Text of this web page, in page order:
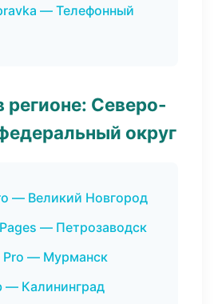
— Телефонный
регионе: Северо-
округ
— Великий Новгород
— Петрозаводск
Pro — Мурманск
— Калининград